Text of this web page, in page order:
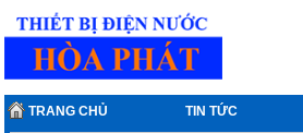
TRANG CHỦ TIN TỨC